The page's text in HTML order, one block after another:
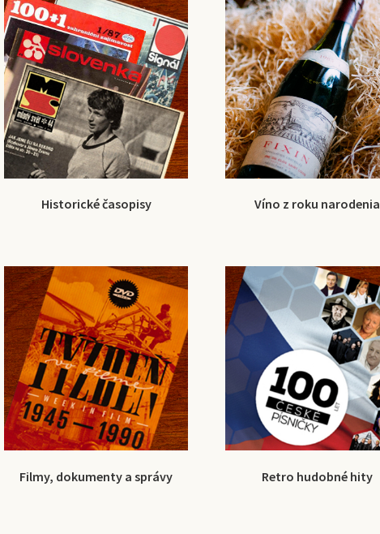
Historické časopisy Víno z roku narodenia
Filmy, dokumenty a správy Retro hudobné hity